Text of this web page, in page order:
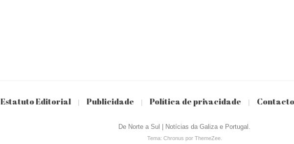
Estatuto Editorial | Publicidade | Política de privacidade | Contacto
De Norte a Sul | Notícias da Galiza e Portugal.
Tema: Chronus por ThemeZee.